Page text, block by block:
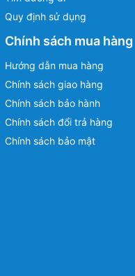
Quy định sử dụng
Chính sách mua hàng
Hướng dẫn mua hàng
Chính sách giao hàng
Chính sách bảo hành
Chính sách đổi trả hàng
Chính sách bảo mật